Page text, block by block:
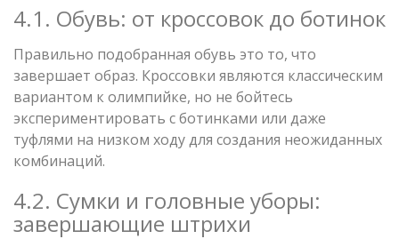
4.1. Обувь: от кроссовок до ботинок
Правильно подобранная обувь это то, что
завершает образ. Кроссовки являются классическим
вариантом к олимпийке, но не бойтесь
экспериментировать с ботинками или даже
туфлями на низком ходу для создания неожиданных
комбинаций.
4.2. Сумки и головные уборы:
завершающие штрихи